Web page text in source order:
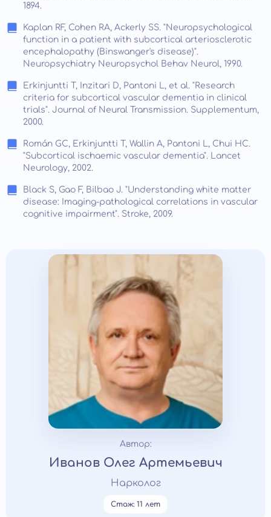
1894.
Kaplan RF, Cohen RA, Ackerly SS. "Neuropsychological
function in a patient with subcortical arteriosclerotic
encephalopathy (Binswanger's disease)".
Neuropsychiatry Neuropsychol Behav Neurol, 1990.
Erkinjuntti T, Inzitari D, Pantoni L, et al. "Research
criteria for subcortical vascular dementia in clinical
trials". Journal of Neural Transmission. Supplementum,
2000.
Román GC, Erkinjuntti T, Wallin A, Pantoni L, Chui HC.
"Subcortical ischaemic vascular dementia". Lancet
Neurology, 2002.
Black S, Gao F, Bilbao J. "Understanding white matter
disease: Imaging-pathological correlations in vascular
cognitive impairment". Stroke, 2009.
Автор:
Иванов Олег Артемьевич
Нарколог
Стаж: 11 лет